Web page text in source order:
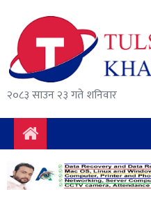
२०८३ साउन २३ गते शनिवार
समाचार
राजनीति
सुरक्षा/
अपराध
दुर्घटना
विचार